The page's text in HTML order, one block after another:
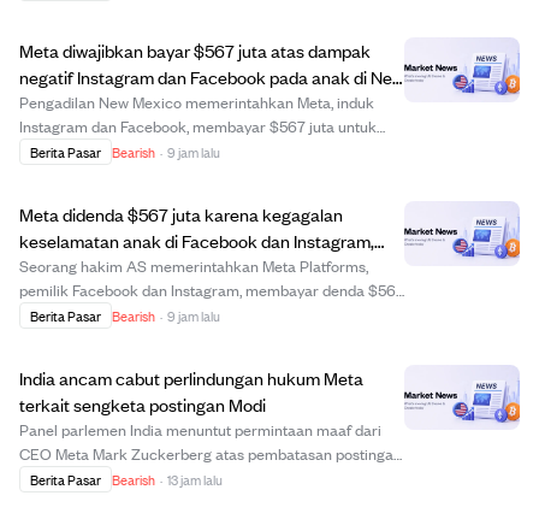
ne...
Meta diwajibkan bayar $567 juta atas dampak
negatif Instagram dan Facebook pada anak di New
Mexico
Pengadilan New Mexico memerintahkan Meta, induk
Instagram dan Facebook, membayar $567 juta untuk
mengatasi dampak negatif pada anak dari platformnya.
Berita Pasar Bearish · 9 jam lalu
Meta didenda $567 juta karena kegagalan
keselamatan anak di Facebook dan Instagram,
total hampir $1 miliar.
Seorang hakim AS memerintahkan Meta Platforms,
pemilik Facebook dan Instagram, membayar denda $567
juta atas kerugian yang dialami anak-anak di
masala...
Berita Pasar Bearish · 9 jam lalu
India ancam cabut perlindungan hukum Meta
terkait sengketa postingan Modi
Panel parlemen India menuntut permintaan maaf dari
CEO Meta Mark Zuckerberg atas pembatasan postingan
Facebook Perdana Menteri Modi, mengancam mencabut
Berita Pasar Bearish · 13 jam lalu